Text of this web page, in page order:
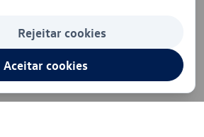
Rejeitar cookies
Aceitar cookies